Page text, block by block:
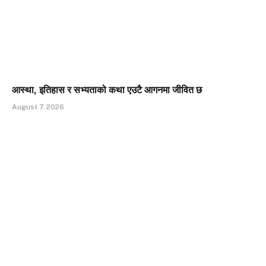
आस्था, इतिहास र सभ्यताको कथा एउटै आगनमा जीवित छ
August 7, 2026